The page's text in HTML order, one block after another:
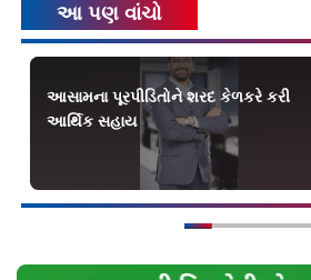
આ પણ વાંચો
આસામના પૂરપીડિતોને શરદ કેળકરે કરી
આર્થિક સહાય